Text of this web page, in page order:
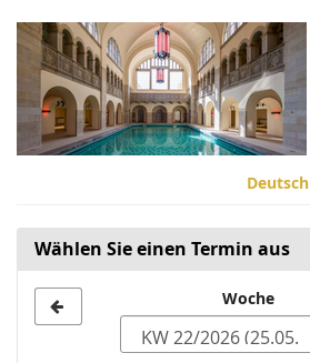
Zum
Haupt-
Inhalt
springen
Deutsch
Wählen Sie einen Termin aus
zur
Woche